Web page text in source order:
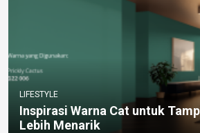
LIFESTYLE
Inspirasi Warna Cat untuk
Lebih Menarik